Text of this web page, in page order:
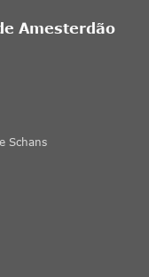
Amesterdão
Schans